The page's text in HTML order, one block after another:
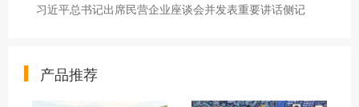
习近平总书记出席民营企业座谈会并发表重要讲话侧记
产品推荐